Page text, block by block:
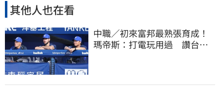
其他人也在看
中職／初來富邦最熟張育成！
瑪帝斯：打電玩用過 讚台灣